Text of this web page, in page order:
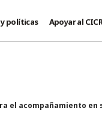
políticas Apoyar al CICR
el acompañamiento en